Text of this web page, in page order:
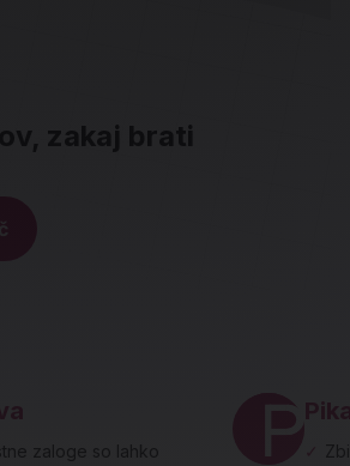
zakaj brati
zaloge so lahko